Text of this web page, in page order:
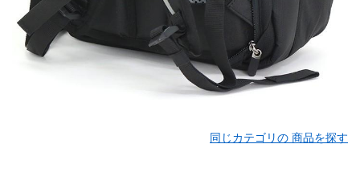
同じカテゴリの 商品を探す